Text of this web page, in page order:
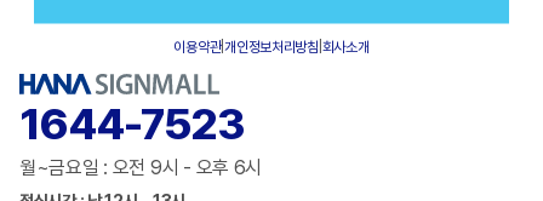
이용약관|개인정보처리방침 회사소개
1644-7523
월~금요일 : 오전 9시 - 오후 6시